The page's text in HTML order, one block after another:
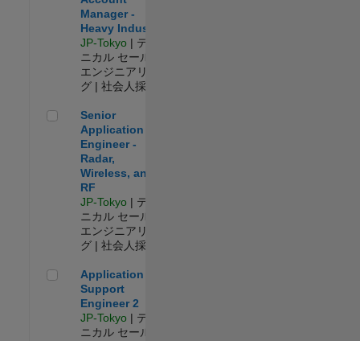
Manager -
Heavy Industry
JP-Tokyo | テク
ニカル セールス
エンジニアリン
グ | 社会人採用
Senior Application Engineer - Radar, Wireless, and RF
Senior
Application
Engineer -
Radar,
Wireless, and
RF
JP-Tokyo | テク
ニカル セールス
エンジニアリン
グ | 社会人採用
Application Support Engineer 2
Application
Support
Engineer 2
JP-Tokyo | テク
ニカル セールス